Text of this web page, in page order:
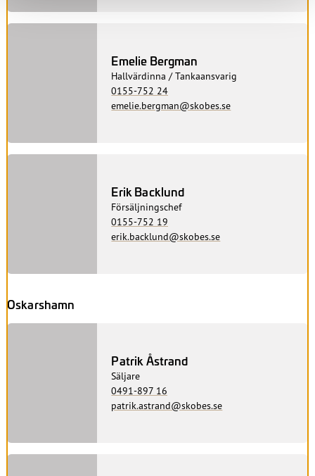
Emelie Bergman
Hallvärdinna / Tankaansvarig
0155-752 24
emelie.bergman@skobes.se
Erik Backlund
Försäljningschef
0155-752 19
erik.backlund@skobes.se
Oskarshamn
Patrik Åstrand
Säljare
0491-897 16
patrik.astrand@skobes.se